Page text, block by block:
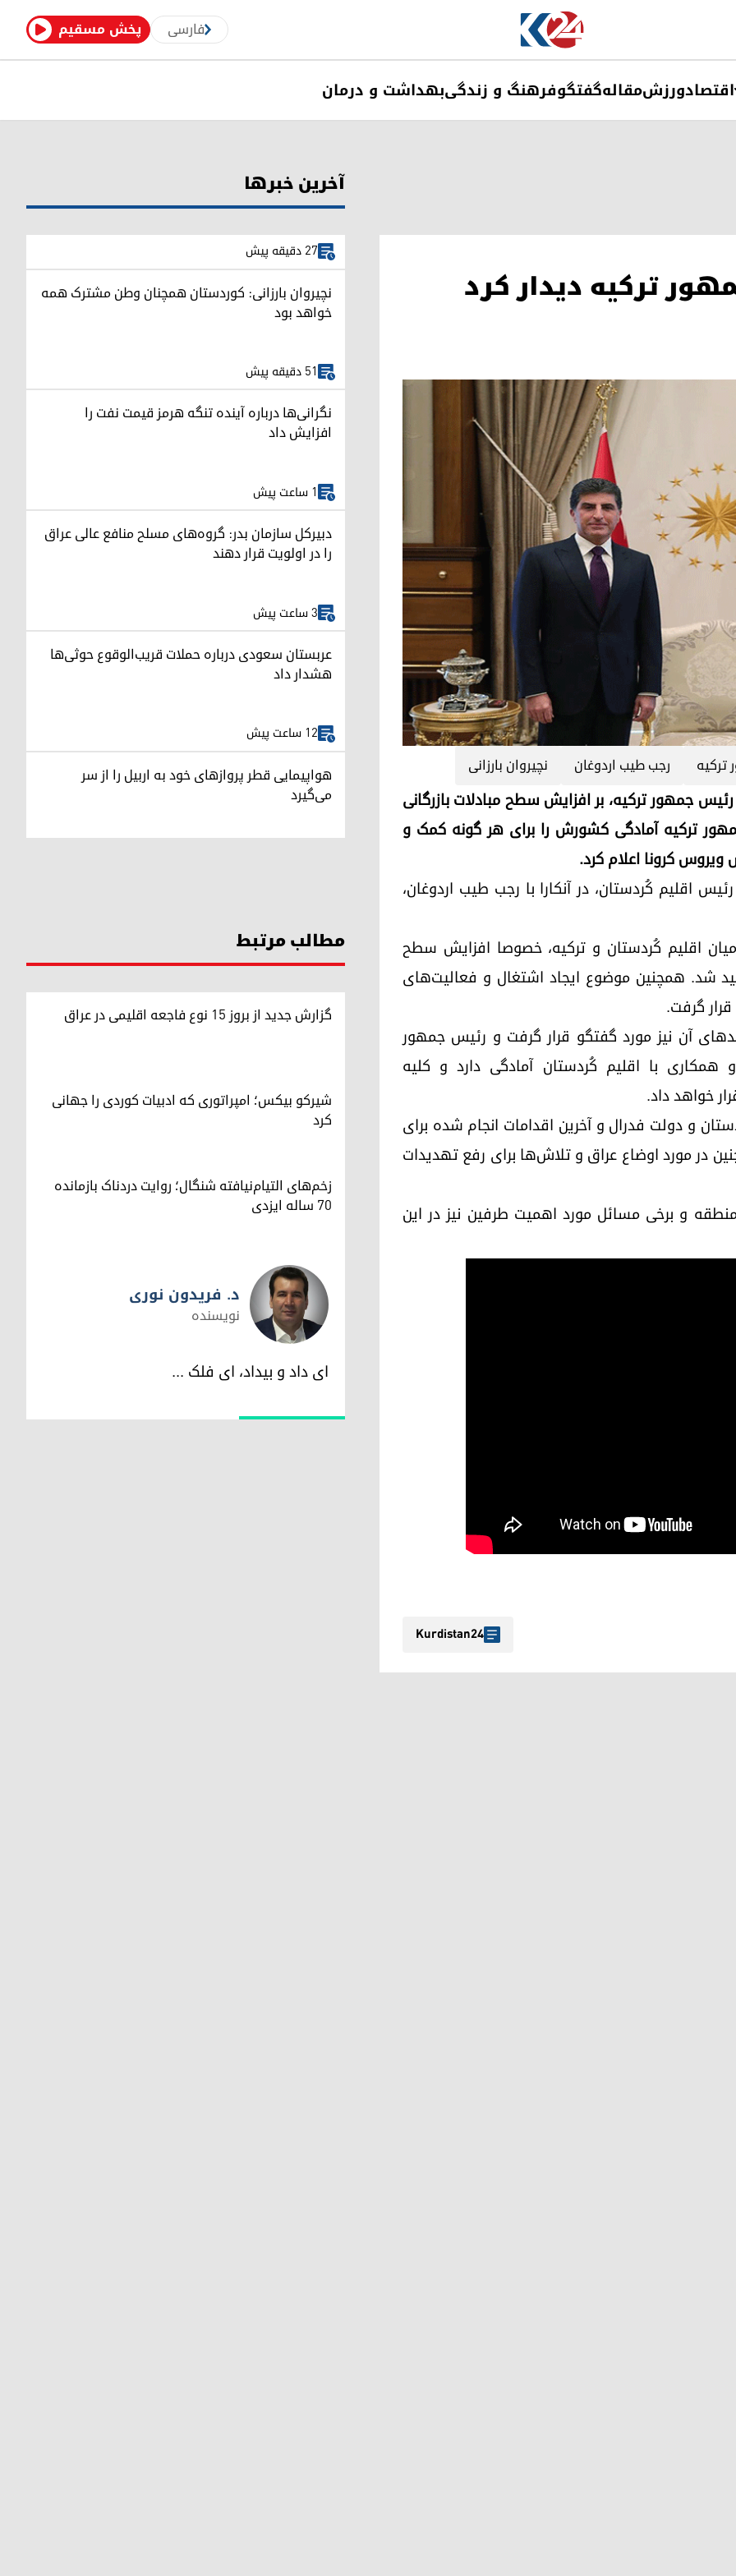
پخش مسقیم فارسی
اقتصادورزشمقالهگفتگوفرهنگ و زندگیبهداشت و درمان
ترکیه دیدار کرد
رجب طیب اردوغان نچیروان بارزانی
با رئیس جمهور ترکیه، بر افزایش سطح مبادلات بازرگانی
ترکیه آمادگی کشورش را برای هر گونە کمک و
کرونا اعلام کرد.
بارزانی، رئیس اقلیم کُردستان، در آنکارا با رجب طیب اردوغان،
اقلیم کُردستان و ترکیه، خصوصا افزایش سطح
شد. همچنین موضوع ایجاد اشتغال و فعالیت‌های
گرفت.
آن نیز مورد گفتگو قرار گرفت و رئیس جمهور
با اقلیم کُردستان آمادگی دارد و کلیه
خواهد داد.
و دولت فدرال و آخرین اقدامات انجام شده برای
در مورد اوضاع عراق و تلاش‌ها برای رفع تهدیدات
و برخی مسائل مورد اهمیت طرفین نیز در این
Kurdistan24
آخرین خبرها
27 دقیقه پیش
نچیروان بارزانی: کوردستان همچنان وطن مشترک همه
خواهد بود
51 دقیقه پیش
نگرانی‌ها درباره آینده تنگه هرمز قیمت نفت را
افزایش داد
1 ساعت پیش
دبیرکل سازمان بدر: گروه‌های مسلح منافع عالی عراق
را در اولویت قرار دهند
3 ساعت پیش
عربستان سعودی درباره حملات قریب‌الوقوع حوثی‌ها
هشدار داد
12 ساعت پیش
هواپیمایی قطر پروازهای خود به اربیل را از سر
می‌گیرد
مطالب مرتبط
گزارش جدید از بروز ۱۵ نوع فاجعه اقلیمی در عراق
شیرکو بیکس؛ امپراتوری کە ادبیات کوردی را جهانی
کرد
زخم‌های التیام‌نیافته شنگال؛ روایت دردناک بازمانده
۷۰ ساله ایزدی
د. فریدون نوری
د. فریدون نوری
نویسندە
ای داد و بیداد، ای فلک ...